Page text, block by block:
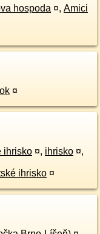
hospoda ¤, Amici
¤
ihrisko ¤, ihrisko ¤,
ihrisko ¤